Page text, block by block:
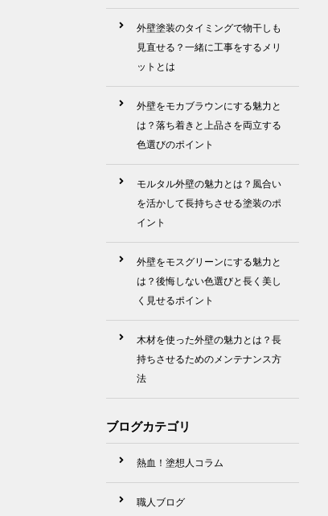
外壁塗装のタイミングで物干しも
見直せる？一緒に工事をするメリ
ットとは
外壁をモカブラウンにする魅力と
は？落ち着きと上品さを両立する
色選びのポイント
モルタル外壁の魅力とは？風合い
を活かして長持ちさせる塗装のポ
イント
外壁をモスグリーンにする魅力と
は？後悔しない色選びと長く美し
く見せるポイント
木材を使った外壁の魅力とは？長
持ちさせるためのメンテナンス方
法
ブログカテゴリ
熱血！塗想人コラム
職人ブログ